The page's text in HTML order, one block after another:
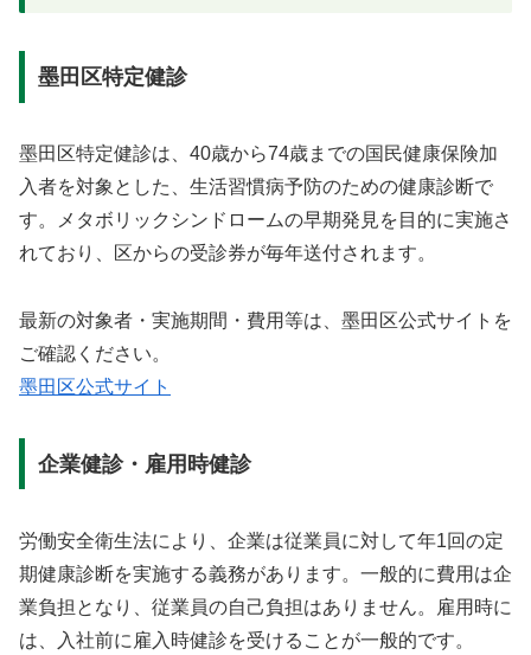
墨田区特定健診
墨田区特定健診は、40歳から74歳までの国民健康保険加
入者を対象とした、生活習慣病予防のための健康診断で
す。メタボリックシンドロームの早期発見を目的に実施さ
れており、区からの受診券が毎年送付されます。
最新の対象者・実施期間・費用等は、墨田区公式サイトを
ご確認ください。
墨田区公式サイト
企業健診・雇用時健診
労働安全衛生法により、企業は従業員に対して年1回の定
期健康診断を実施する義務があります。一般的に費用は企
業負担となり、従業員の自己負担はありません。雇用時に
は、入社前に雇入時健診を受けることが一般的です。